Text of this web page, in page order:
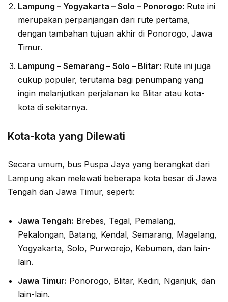
Lampung – Yogyakarta – Solo – Ponorogo: Rute ini
merupakan perpanjangan dari rute pertama,
dengan tambahan tujuan akhir di Ponorogo, Jawa
Timur.
Lampung – Semarang – Solo – Blitar: Rute ini juga
cukup populer, terutama bagi penumpang yang
ingin melanjutkan perjalanan ke Blitar atau kota-
kota di sekitarnya.
Kota-kota yang Dilewati
Secara umum, bus Puspa Jaya yang berangkat dari
Lampung akan melewati beberapa kota besar di Jawa
Tengah dan Jawa Timur, seperti:
Jawa Tengah: Brebes, Tegal, Pemalang,
Pekalongan, Batang, Kendal, Semarang, Magelang,
Yogyakarta, Solo, Purworejo, Kebumen, dan lain-
lain.
Jawa Timur: Ponorogo, Blitar, Kediri, Nganjuk, dan
lain-lain.